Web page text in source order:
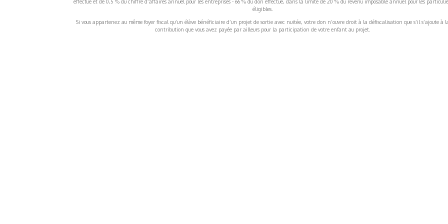
éligibles.
Si vous appartenez au même foyer fiscal qu’un élève bénéficiaire d’un projet de sortie avec nuitée, votre don n’ouvre droit à la défiscalisation que s’il s’ajoute à
contribution que vous avez payée par ailleurs pour la participation de votre enfant au projet.